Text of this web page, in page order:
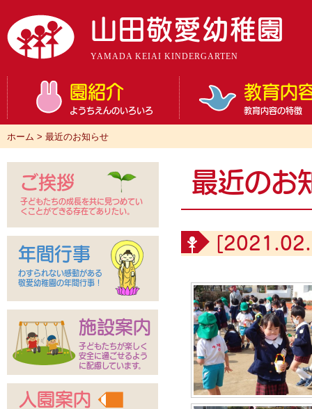
山田敬愛幼稚園
YAMADA KEIAI KINDERGARTEN
園紹介
ようちえんのいろいろ
教育内
教育内容の特徴
ホーム > 最近のお知らせ
最近のお
ご挨拶
子どもたちの成長を共に見つめてい
くことができる存在でありたい。
年間行事
わすられない感動がある
敬愛幼稚園の年間行事！
施設案内
子どもたちが楽しく
安全に過ごせるよう
に配慮しています。
入園案内